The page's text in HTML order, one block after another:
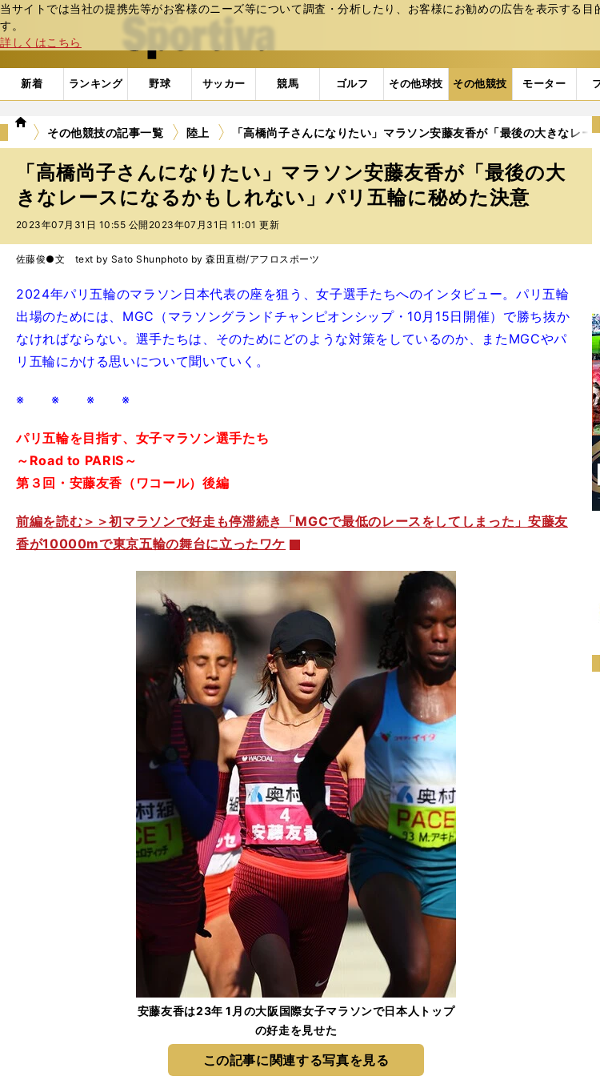
当サイトでは当社の提携先等がお客様のニーズ等について調査・分析したり、お客様にお勧めの広告を表⽰する
す。
詳しくはこちら
web Sportiva (webスポルティーバ)
新着 ランキング 野球 サッカー 競馬 ゴルフ その他球技 その他競技 モーター
we
ル
テ
ィ
ー
バ
その他競技の記事一覧 陸上 「高橋尚子さんになりたい」マラソン安藤友香が「最後の大きなレー
「高橋尚子さんになりたい」マラソン安藤友香が「最後の大
きなレースになるかもしれない」パリ五輪に秘めた決意
2023年07月31日 10:55 公開 2023年07月31日 11:01 更新
佐藤俊●文 text by Sato Shunphoto by 森田直樹/アフロスポーツ
2024年パリ五輪のマラソン日本代表の座を狙う、女子選手たちへのインタビュー。パリ五輪
出場のためには、MGC（マラソングランドチャンピオンシップ・10月15日開催）で勝ち抜か
なければならない。選手たちは、そのためにどのような対策をしているのか、またMGCやパ
リ五輪にかける思いについて聞いていく。
※ ※ ※ ※
パリ五輪を目指す、女子マラソン選手たち
～Road to PARIS～
第３回・安藤友香（ワコール）後編
前編を読む＞＞初マラソンで好走も停滞続き「MGCで最低のレースをしてしまった」安藤友
香が10000mで東京五輪の舞台に立ったワケ
安藤友香は23年 1月の大阪国際女子マラソンで日本人トップ
の好走を見せた
この記事に関連する写真を見る